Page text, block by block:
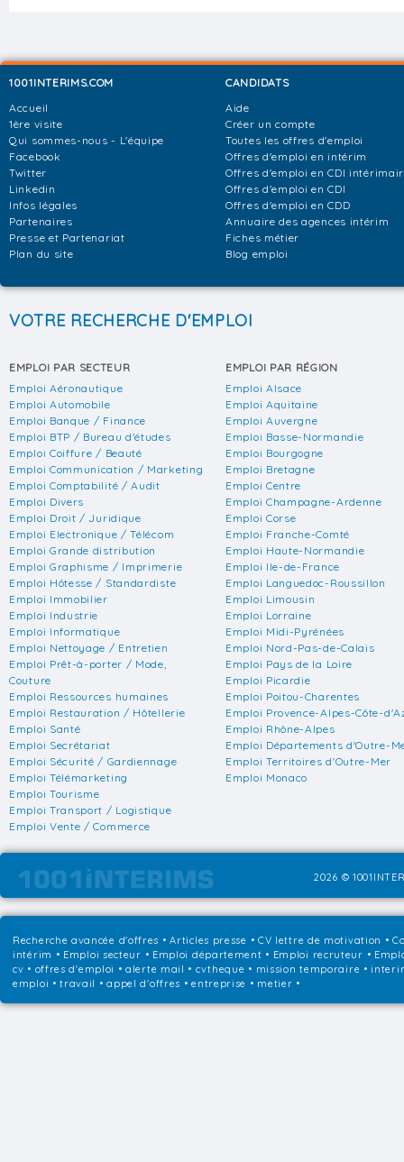
1001INTERIMS.COM
Accueil
1ère visite
Qui sommes-nous - L'équipe
Facebook
Twitter
Linkedin
Infos légales
Partenaires
Presse et Partenariat
Plan du site
CANDIDATS
Aide
Créer un compte
Toutes les offres d'emploi
Offres d'emploi en intérim
Offres d'emploi en CDI
Offres d'emploi en CDI
Offres d'emploi en CDD
Annuaire des agences intérim
Fiches métier
Blog emploi
VOTRE RECHERCHE D'EMPLOI
EMPLOI PAR SECTEUR
Emploi Aéronautique
Emploi Automobile
Emploi Banque / Finance
Emploi BTP / Bureau d'études
Emploi Coiffure / Beauté
Emploi Communication / Marketing
Emploi Comptabilité / Audit
Emploi Divers
Emploi Droit / Juridique
Emploi Electronique / Télécom
Emploi Grande distribution
Emploi Graphisme / Imprimerie
Emploi Hôtesse / Standardiste
Emploi Immobilier
Emploi Industrie
Emploi Informatique
Emploi Nettoyage / Entretien
Emploi Prêt-à-porter / Mode,
Couture
Emploi Ressources humaines
Emploi Restauration / Hôtellerie
Emploi Santé
Emploi Secrétariat
Emploi Sécurité / Gardiennage
Emploi Télémarketing
Emploi Tourisme
Emploi Transport / Logistique
Emploi Vente / Commerce
EMPLOI PAR RÉGION
Emploi Alsace
Emploi Aquitaine
Emploi Auvergne
Emploi Basse-Normandie
Emploi Bourgogne
Emploi Bretagne
Emploi Centre
Emploi Champagne-Ardenne
Emploi Corse
Emploi Franche-Comté
Emploi Haute-Normandie
Emploi Ile-de-France
Emploi Languedoc-Roussillon
Emploi Limousin
Emploi Lorraine
Emploi Midi-Pyrénées
Emploi Nord-Pas-de-Calais
Emploi Pays de la Loire
Emploi Picardie
Emploi Poitou-Charentes
Emploi Provence-Alpes-Côte-
Emploi Rhône-Alpes
Emploi Départements d'Outre-
Emploi Territoires d'Outre-Mer
Emploi Monaco
2026 ©
Recherche avancée d'offres •Articles presse • CV lettre de motivation •
intérim • Emploi secteur • Emploi département • Emploi recruteur •
cv • offres d'emploi • alerte mail • cvtheque • mission temporaire •
emploi • travail • appel d'offres • entreprise • metier •